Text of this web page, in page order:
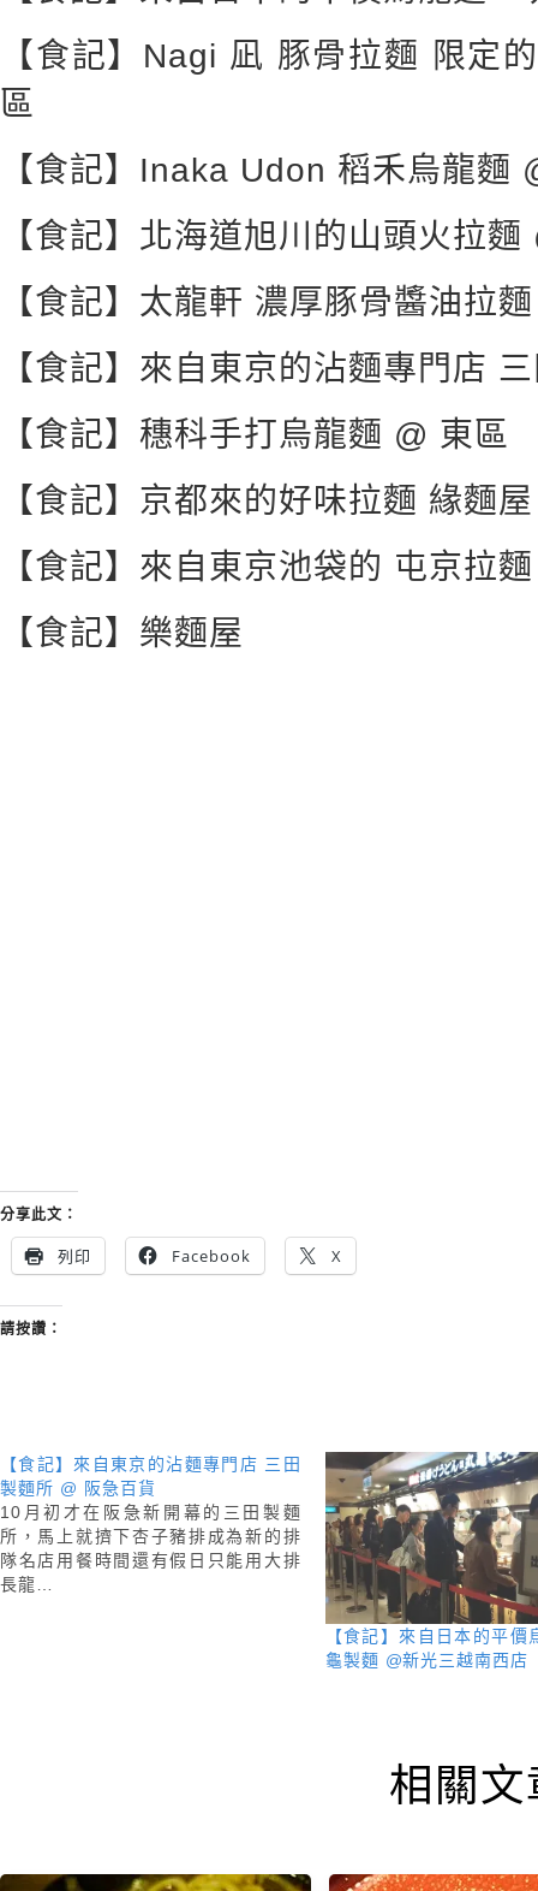
【食記】Nagi 凪 豚骨拉麵 限定
區
【食記】Inaka Udon 稻禾烏龍麵
【食記】北海道旭川的山頭火拉
【食記】太龍軒 濃厚豚骨醬油拉
【食記】來自東京的沾麵專門店
【食記】穗科手打烏龍麵 @ 東區
【食記】京都來的好味拉麵 緣麵
【食記】來自東京池袋的 屯京拉
【食記】樂麵屋
分享此文：
列印 Facebook X
請按讚：
【食記】來自東京的沾麵專門店 三田
製麵所 @ 阪急百貨
10月初才在阪急新開幕的三田製麵
所，馬上就擠下杏子豬排成為新的排
隊名店用餐時間還有假日只能用大排
長龍…
【食記】來自日本的平
龜製麵 @新光三越南西店
相關文